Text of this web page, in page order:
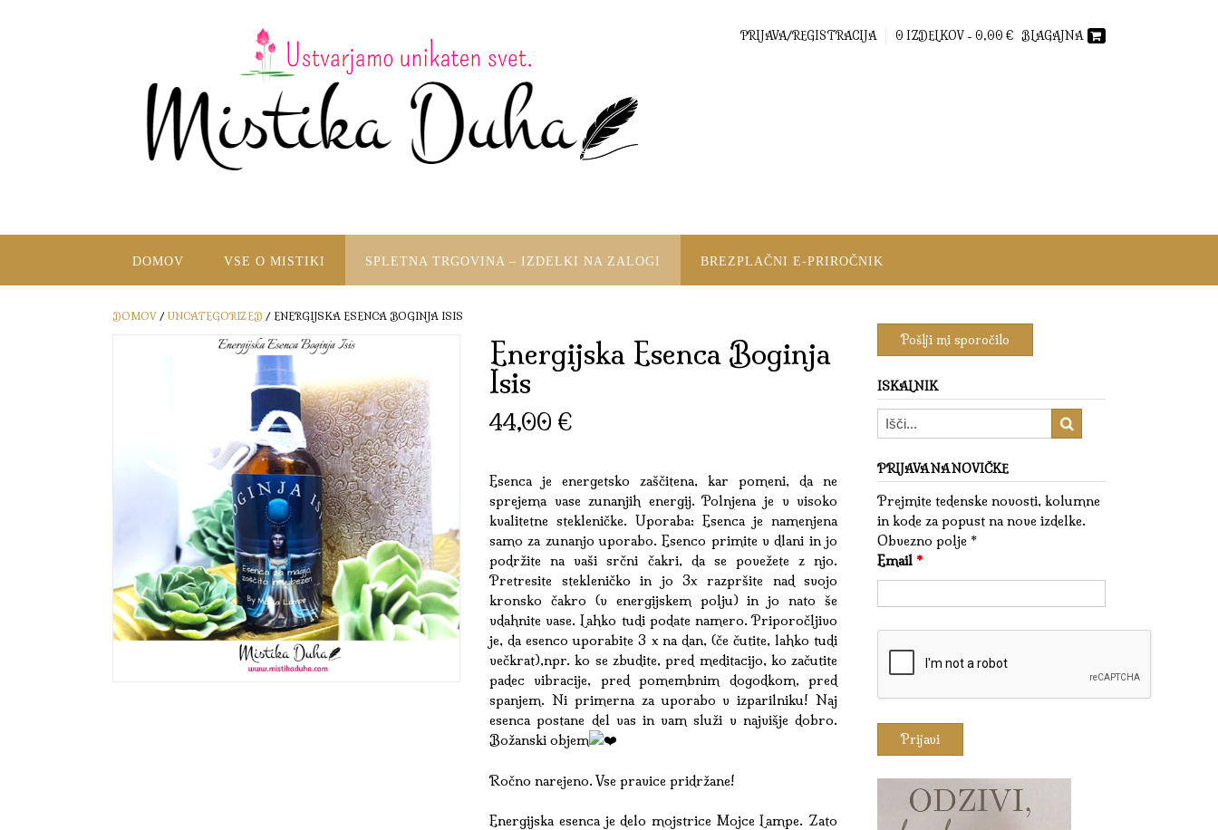
PRIJAVA/REGISTRACIJA 0 IZDELKOV - 0,00 € BLAGAJNA
DOMOV VSE O MISTIKI SPLETNA TRGOVINA – IZDELKI NA ZALOGI BREZPLAČNI E-PRIROČNIK
DOMOV / UNCATEGORIZED / ENERGIJSKA ESENCA BOGINJA ISIS
Energijska Esenca Boginja
Isis
44,00 €
Esenca je energetsko zaščitena, kar pomeni, da ne
sprejema vase zunanjih energij. Polnjena je v visoko
kvalitetne stekleničke. Uporaba: Esenca je namenjena
samo za zunanjo uporabo. Esenco primite v dlani in jo
podržite na vaši srčni čakri, da se povežete z njo.
Pretresite stekleničko in jo 3x razpršite nad svojo
kronsko čakro (v energijskem polju) in jo nato še
vdahnite vase. Lahko tudi podate namero. Priporočljivo
je, da esenco uporabite 3 x na dan, (če čutite, lahko tudi
večkrat),npr. ko se zbudite, pred meditacijo, ko začutite
padec vibracije, pred pomembnim dogodkom, pred
spanjem. Ni primerna za uporabo v izparilniku! Naj
esenca postane del vas in vam služi v najvišje dobro.
Božanski objem
Ročno narejeno. Vse pravice pridržane!
Energijska esenca je delo mojstrice Mojce Lampe. Zato
ISKALNIK
PRIJAVA NA NOVIČKE
Prejmite tedenske novosti, kolumne
in kode za popust na nove izdelke.
Obvezno polje *
Email *